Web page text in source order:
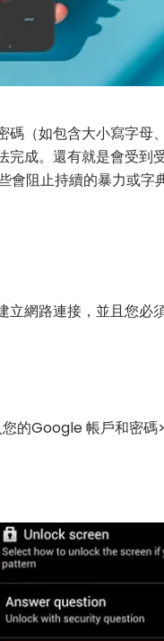
（如包含大小寫字母
成。還有就是會受到
阻止持續的暴力或字
網路連接，並且您
的Google 帳戶和密碼>